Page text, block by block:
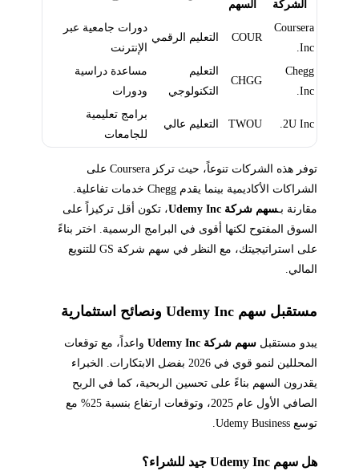
الشركة
السهم
Coursera
Inc.
COUR التعليم الرقمي
دورات جامعية عبر
الإنترنت
Chegg
Inc.
CHGG
التعليم
التكنولوجي
مساعدة دراسية
ودورات
2U Inc.
TWOU التعليم عالي
برامج تعليمية
للجامعات
توفر هذه الشركات تنوعاً، حيث تركز Coursera على
الشراكات الأكاديمية بينما يقدم Chegg خدمات تفاعلية.
مقارنة بـسهم شركة Udemy Inc
، تكون أقل تركيزاً على
السوق المفتوح لكنها أقوى في البرامج الرسمية. اختر بناءً
على استراتيجيتك، مع النظر في سهم شركة GS للتنويع
المالي.
مستقبل سهم Udemy Inc ونصائح استثمارية
يبدو مستقبل سهم شركة Udemy Inc
واعداً، مع توقعات
المحللين لنمو قوي في 2026 بفضل الابتكارات. الخبراء
يقدرون السهم بناءً على تحسين الربحية، كما في الربح
الصافي الأول عام 2025، وتوقعات ارتفاع بنسبة 25% مع
توسع Udemy Business.
هل سهم Udemy Inc جيد للشراء؟